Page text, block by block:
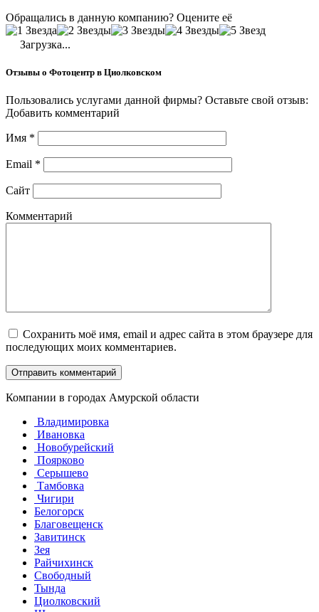
Обращались в данную компанию? Оцените её
Загрузка...
Отзывы о Фотоцентр в Циолковском
Пользовались услугами данной фирмы? Оставьте свой отзыв:
Добавить комментарий
Имя *
Email *
Сайт
Комментарий
Сохранить моё имя, email и адрес сайта в этом браузере для
последующих моих комментариев.
Компании в городах Амурской области
Владимировка
Ивановка
Новобурейский
Поярково
Серышево
Тамбовка
Чигири
Белогорск
Благовещенск
Завитинск
Зея
Райчихинск
Свободный
Тында
Циолковский